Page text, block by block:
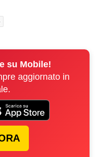
su Mobile!
aggiornato in